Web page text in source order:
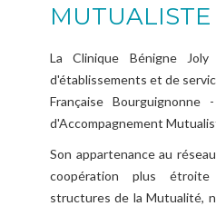
Le Pôle
Unité
IRM
Destruction
Cabinet de
Qualité et
Comités et
MUTUALISTE
La Clinique Bénigne
d'établissements et de
Française
d'Accompagnement
Son appartenance au
coopération plus étroite
structures de la Mutualité,